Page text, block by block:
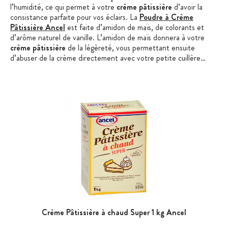
l’humidité, ce qui permet à votre crème pâtissière d’avoir la
consistance parfaite pour vos éclairs. La Poudre à Crème
Pâtissière Ancel est faite d’amidon de maïs, de colorants et
d’arôme naturel de vanille. L’amidon de maïs donnera à votre
crème pâtissière de la légèreté, vous permettant ensuite
d’abuser de la crème directement avec votre petite cuillère…
Crème Pâtissière à chaud Super 1 kg Ancel